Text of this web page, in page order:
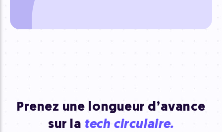
Prenez une longueur d’avance
sur la tech circulaire.